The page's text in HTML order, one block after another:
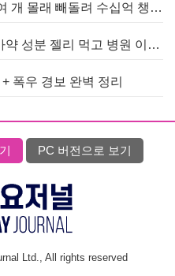
[홍콩뉴스] 샤넬 명품 700여 개 몰래 빼돌려 수십억 챙긴 직원 4년~7년형 선고
[홍콩뉴스] 어린 두 자녀, 마약 성분 젤리 먹고 병원 이송… 어머니와 친척 체포
폭우 경보 완벽 정리
PC 버전으로 보기
Ltd., All rights reserved